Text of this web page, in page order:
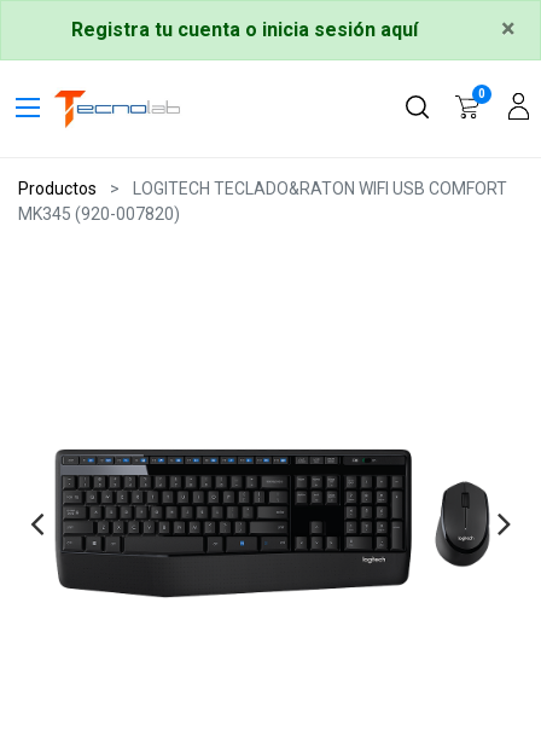
Registra tu cuenta o inicia sesión aquí ×
0
Productos
LOGITECH TECLADO&RATON WIFI USB COMFORT
MK345 (920-007820)